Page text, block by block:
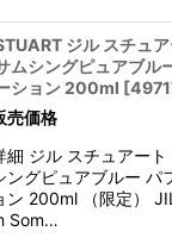
ジル スチュ
ムシングピュアブル
ション 200ml [
売価格
細 ジル スチュアー
ングピュアブルー パ
ン 200ml （限定）
Som…